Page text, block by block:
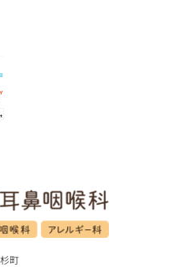
町